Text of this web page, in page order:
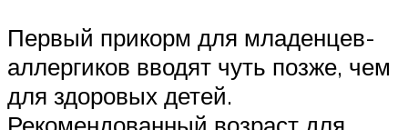
Первый прикорм для младенцев-
аллергиков вводят чуть позже, чем
для здоровых детей.
Рекомендованный возраст для